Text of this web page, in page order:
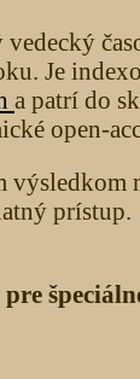
vedecký
Je
a patrí do
open-
výsledkom
prístup.